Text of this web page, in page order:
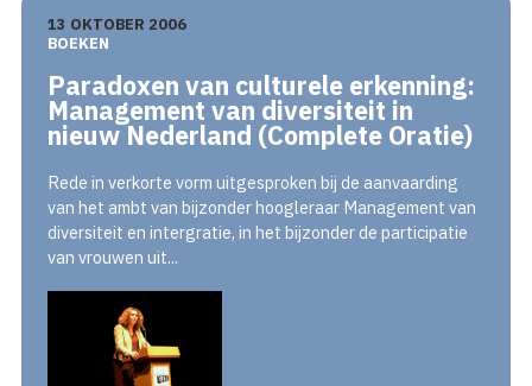
13 OKTOBER 2006
BOEKEN
Paradoxen van culturele erkenning:
Management van diversiteit in
nieuw Nederland (Complete Oratie)
Rede in verkorte vorm uitgesproken bij de aanvaarding
van het ambt van bijzonder hoogleraar Management van
diversiteit en intergratie, in het bijzonder de participatie
van vrouwen uit...